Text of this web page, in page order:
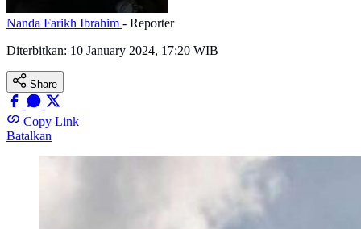
Nanda Farikh Ibrahim - Reporter
Diterbitkan: 10 January 2024, 17:20 WIB
Share
Copy Link
Batalkan